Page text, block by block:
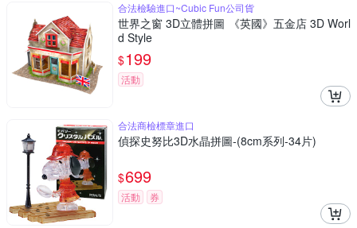
合法檢驗進口~Cubic Fun公司貨
世界之窗 3D立體拼圖 《英國》五金店 3D Worl
d Style
$199
活動
合法商檢標章進口
偵探史努比3D水晶拼圖-(8cm系列-34片)
$699
活動 券